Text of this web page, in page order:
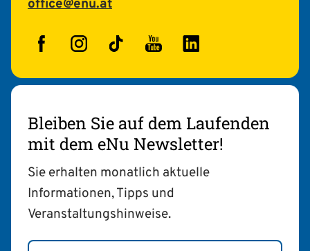
office@enu.at
FacebookInstagram
TikTokYouTubeLinkedIn
Bleiben Sie auf dem Laufenden
mit dem eNu Newsletter!
Sie erhalten monatlich aktuelle
Informationen, Tipps und
Veranstaltungshinweise.